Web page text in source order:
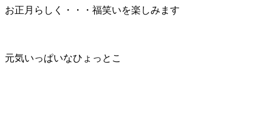
お正月らしく・・・福笑いを楽しみます
元気いっぱいなひょっとこ